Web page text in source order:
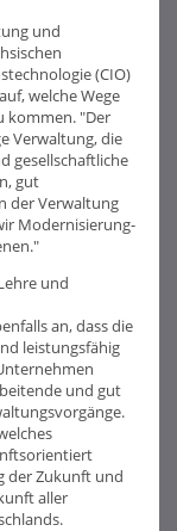
und
(CIO)
welche Wege
kommen. "Der
Verwaltung, die
gesellschaftliche
gut
der Verwaltung
Modernisierung-
und
an, dass die
leistungsfähig
und gut
der Zukunft und
aller